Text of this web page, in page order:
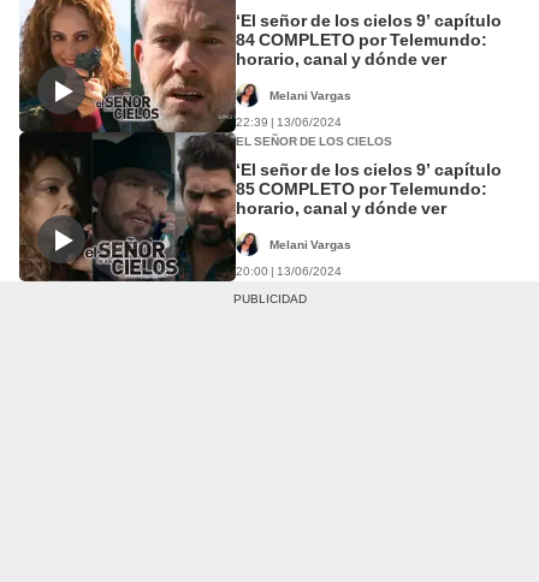
‘El señor de los cielos 9’ capítulo
84 COMPLETO por Telemundo:
horario, canal y dónde ver
Melani Vargas
22:39 | 13/06/2024
EL SEÑOR DE LOS CIELOS
‘El señor de los cielos 9’ capítulo
85 COMPLETO por Telemundo:
horario, canal y dónde ver
Melani Vargas
20:00 | 13/06/2024